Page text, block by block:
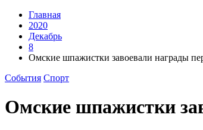
Главная
2020
Декабрь
8
Омские шпажистки завоевали награды
События Спорт
Омские шпажистки